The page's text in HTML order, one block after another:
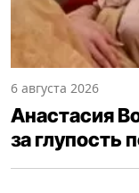
6 августа 2026
Анастасия
за глупость